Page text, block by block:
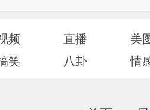
频 直播 美
笑
八卦 情